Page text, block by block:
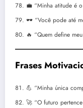
💼 “Minha atitude é
🕶️ “Você pode até
🔥 “Quem define
Frases
💪 “Minha única
🚀 “O futuro